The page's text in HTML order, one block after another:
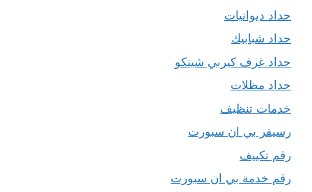
حداد ديوانيات
حداد شبابيك
حداد غرف كيربي شينكو
حداد مظلات
خدمات تنظيف
رسيفر بي ان سبورت
رقم تكييف
رقم خدمة بي ان سبورت